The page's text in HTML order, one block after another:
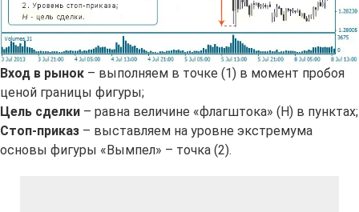
Вход в рынок – выполняем в точке (1) в момент пробоя
ценой границы фигуры;
Цель сделки – равна величине «флагштока» (Н) в пунктах;
Стоп-приказ – выставляем на уровне экстремума
основы фигуры «Вымпел» – точка (2).